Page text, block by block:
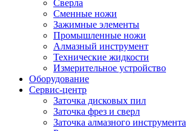
Сверла
Сменные ножи
Зажимные элементы
Промышленные ножи
Алмазный инструмент
Технические жидкости
Измерительное устройство
Оборудование
Сервис-центр
Заточка дисковых пил
Заточка фрез и сверл
Заточка алмазного инструмента